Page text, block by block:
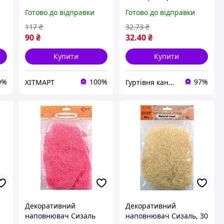
30 грам, зелений
ХІТМАРТ
Готово до відправки
90 ₴
117 ₴
Купити
ХІТМАРТ 100%
Готово до відправки
32.40₴
32.73 ₴
Купити
Гуртівня канцелярії, літератури та товарів для дітей 97%
Декоративний
наповнювач Сизаль
Декоративний
наповнювач Сизаль, 30